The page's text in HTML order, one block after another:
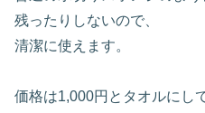
残ったりしないので、
清潔に使えます。
価格は1,000円とタオルにし